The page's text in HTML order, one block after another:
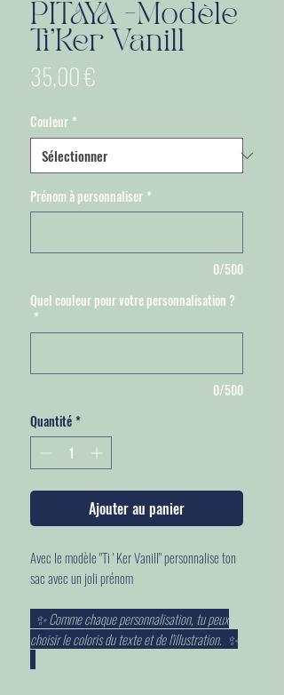
PITAYA -Modèle
Ti'Ker Vanill
35,00 €
Couleur *
Prénom à personnaliser *
0/500
Quel couleur pour votre personnalisation ?
*
0/500
Quantité*
Ajouter au panier
Avec le modèle "Ti ' Ker Vanill" personnalise ton
sac avec un joli prénom
✨ Comme chaque personnalisation, tu peux
choisir le coloris du texte et de l'illustration. ✨